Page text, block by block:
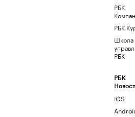
РБК
РБК
Школа
РБК
РБК
iOS